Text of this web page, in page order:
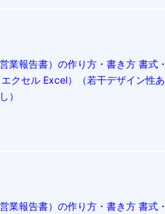
業報告書）の作り方・書き方 書式
クセル Excel）（若干デザイン性
）
業報告書）の作り方・書き方 書式